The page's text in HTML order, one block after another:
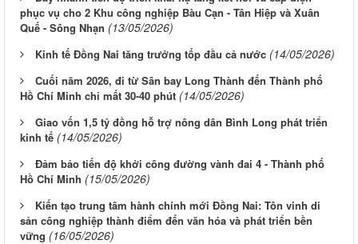
phục vụ cho 2 Khu công nghiệp Bàu Cạn - Tân Hiệp và Xuân
Quế - Sông Nhạn (13/05/2026)
Kinh tế Đồng Nai tăng trưởng tốp đầu cả nước (14/05/2026)
Cuối năm 2026, đi từ Sân bay Long Thành đến Thành phố
Hồ Chí Minh chỉ mất 30-40 phút (14/05/2026)
Giao vốn 1,5 tỷ đồng hỗ trợ nông dân Bình Long phát triển
kinh tế (14/05/2026)
Đảm bảo tiến độ khởi công đường vành đai 4 - Thành phố
Hồ Chí Minh (15/05/2026)
Kiến tạo trung tâm hành chính mới Đồng Nai: Tôn vinh di
sản công nghiệp thành điểm đến văn hóa và phát triển bền
vững (16/05/2026)